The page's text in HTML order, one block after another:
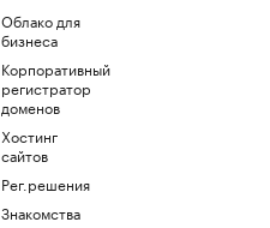
Облако для
бизнеса
Корпоративный
регистратор
доменов
Хостинг
сайтов
Рег.решения
Знакомства